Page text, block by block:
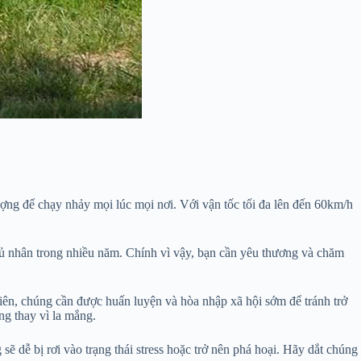
để chạy nhảy mọi lúc mọi nơi. Với vận tốc tối đa lên đến 60km/h
trong nhiều năm. Chính vì vậy, bạn cần yêu thương và chăm
chúng cần được huấn luyện và hòa nhập xã hội sớm để tránh trở
thay vì la mắng.
dễ bị rơi vào trạng thái stress hoặc trở nên phá hoại. Hãy dắt chúng